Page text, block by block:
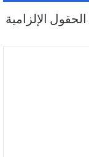
الحقول الإلزامية